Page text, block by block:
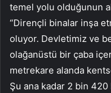
temel yolu olduğunun
“Dirençli binalar inşa
oluyor. Devletimiz ve
olağanüstü bir çaba
metrekare alanda
Şu ana kadar 2 bin 420